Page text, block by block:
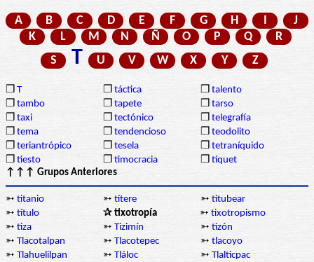
A B C D E F G H I
J
K
L M N Ñ O P Q
R
S
T U V W X Y Z
❒ T ❒ táctica ❒ talento
❒ tambo ❒ tapete ❒ tarso
❒ taxi ❒ tectónico ❒ telegrafía
❒ tema ❒ tendencioso ❒ teodolito
❒ teriantrópico ❒ tesela ❒ tetraníquido
❒ tiesto ❒ timocracia ❒ tíquet
↑↑↑ Grupos Anteriores
➳ titanio ➳ títere ➳ titubear
➳ título ✰ tixotropía ➳ tixotropismo
➳ tiza ➳ Tizimín ➳ tizón
➳ Tlacotalpan ➳ Tlacotepec ➳ tlacoyo
➳ Tlahuelilpan ➳ Tláloc ➳ Tlalticpac